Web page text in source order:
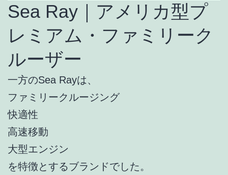
Sea Ray｜アメリカ型プ
レミアム・ファミリーク
ルーザー
一方のSea Rayは、
ファミリークルージング
快適性
高速移動
大型エンジン
を特徴とするブランドでした。